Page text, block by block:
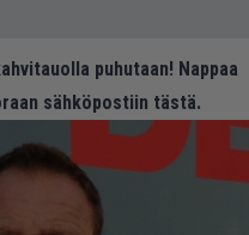
puhutaan! Nappaa
sähköpostiin tästä.